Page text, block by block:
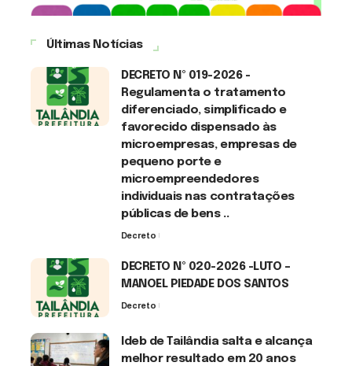
Últimas Notícias
DECRETO Nº 019-2026 -
Regulamenta o tratamento
diferenciado, simplificado e
favorecido dispensado às
microempresas, empresas de
pequeno porte e
microempreendedores
individuais nas contratações
públicas de bens ..
Decreto
DECRETO Nº 020-2026 -LUTO –
MANOEL PIEDADE DOS SANTOS
Decreto
Ideb de Tailândia salta e alcança
melhor resultado em 20 anos